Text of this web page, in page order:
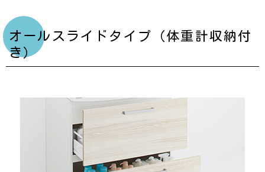
オールスライドタイプ（体重計収納付
き）